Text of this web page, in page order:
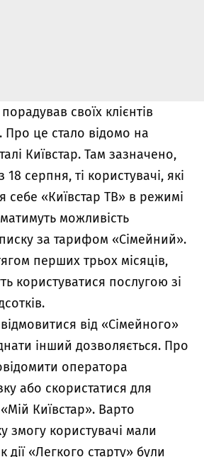
своїх клієнтів
Про це стало відомо на
Київстар. Там зазначено,
серпня, ті користувачі, які
себе «Київстар ТВ» в режимі
можливість
за тарифом «Сімейний».
перших трьох місяців,
користуватися послугою зі
від «Сімейного»
інший дозволяється. Про
оператора
або скористатися для
Київстар». Варто
змогу користувачі мали
дії «Легкого старту» були